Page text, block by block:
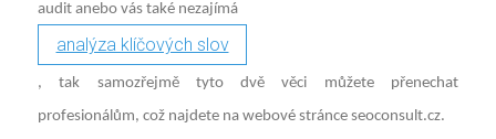
audit anebo vás také nezajímá
analýza klíčových slov
, tak samozřejmě tyto dvě věci můžete přenechat
profesionálům, což najdete na webové stránce seoconsult.cz.